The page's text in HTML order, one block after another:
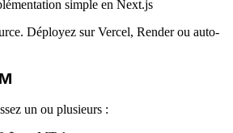
simple en Next.js
Déployez sur Vercel, Render ou auto-
un ou plusieurs :